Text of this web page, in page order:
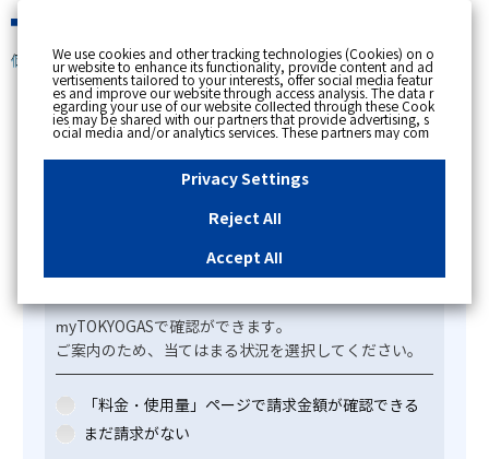
個人のお客さま
[ トップへ戻る ]
カテゴリー表示
公開日時 : 2024/07/11 10:49
ガス・電気セット割が適用されているか確認した
myTOKYOGASで確認ができます。
ご案内のため、当てはまる状況を選択してください。
「料金・使用量」ページで請求金額が確認できる
まだ請求がない
We use cookies and other tracking technologies (Cookies) on o
ur website to enhance its functionality, provide content and ad
vertisements tailored to your interests, offer social media featur
es and improve our website through access analysis. The data r
egarding your use of our website collected through these Cook
ies may be shared with our partners that provide advertising, s
ocial media and/or analytics services. These partners may com
bine the data shared by us with other data that you have provi
ded to them or that they have collected from your use of their s
ervices or other websites to analyse and optimise advertisemen
ts delivered to you by businesses other than us on the internet.
essary Cookies, please click "Reject All". If you agree to the use
of all Cookies, please click "Accept All". To select your preferen
u can change your consent or rejection settings at any time by c
"Privacy Settings"button on this banner or through y
our browser's "Settings". For more information regarding the pr
site, please refer to the link below.Cookies DetailsPrivacy Polic
y
Privacy Settings
Reject All
Accept All